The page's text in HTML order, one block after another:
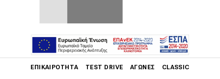
ΕΠΙΚΑΙΡΌΤΗΤΑ TEST DRIVE ΑΓΏΝΕΣ CLASSIC
το νι και με το Sίγμα
Όπως οι παλιότεροι τύποι λέξεων
που είχαν τελικό νι και σίγμα,